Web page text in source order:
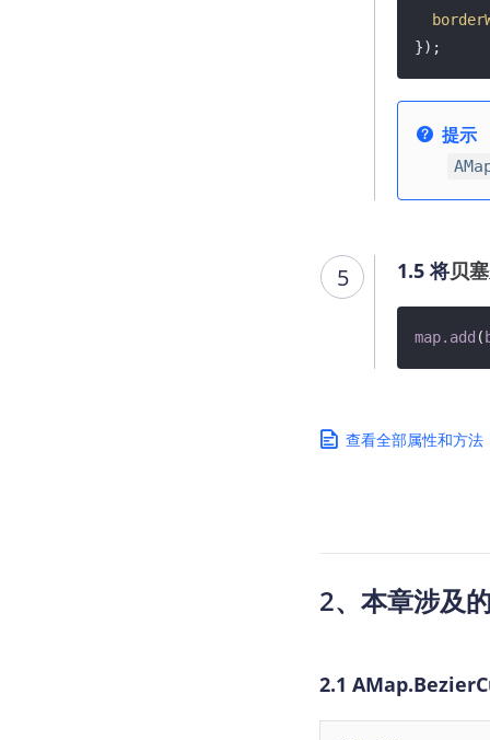
});
提示
5 1.5 将贝
map.add (
查看全部属性和方法
2、本章涉及
2.1